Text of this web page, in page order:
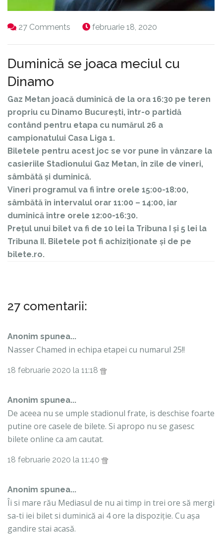
27 Comments februarie 18, 2020
Duminică se joaca meciul cu
Dinamo
Gaz Metan joacă duminică de la ora 16:30 pe teren
propriu cu Dinamo București, într-o partidă
contând pentru etapa cu numărul 26 a
campionatului Casa Liga 1.
Biletele pentru acest joc se vor pune în vânzare la
casieriile Stadionului Gaz Metan, în zile de vineri,
sâmbătă și duminică.
Vineri programul va fi între orele 15:00-18:00,
sâmbătă în intervalul orar 11:00 – 14:00, iar
duminică între orele 12:00-16:30.
Prețul unui bilet va fi de 10 lei la Tribuna I și 5 lei la
Tribuna II. Biletele pot fi achiziționate și de pe
bilete.ro.
27 comentarii:
Anonim spunea...
Nasser Chamed in echipa etapei cu numarul 25!!
18 februarie 2020 la 11:18
Anonim spunea...
De aceea nu se umple stadionul frate, is deschise foarte
putine ore casele de bilete. Si apropo nu se gasesc
bilete online ca am cautat.
18 februarie 2020 la 11:40
Anonim spunea...
Îi si mare rău Mediasul de nu ai timp in trei ore să mergi
sa-ti iei bilet si duminică ai 4 ore la dispoziție. Cu așa
gandire stai acasă.